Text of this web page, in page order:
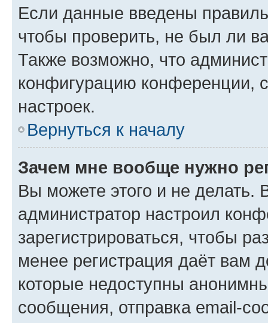
Если данные введены
чтобы проверить, не был ли
Также возможно, что
конфигурацию конференции,
настроек.
Вернуться к началу
Зачем мне вообще нужно
Вы можете этого и не делать.
администратор настроил
зарегистрироваться, чтобы
менее регистрация даёт вам
которые недоступны
сообщения, отправка email-